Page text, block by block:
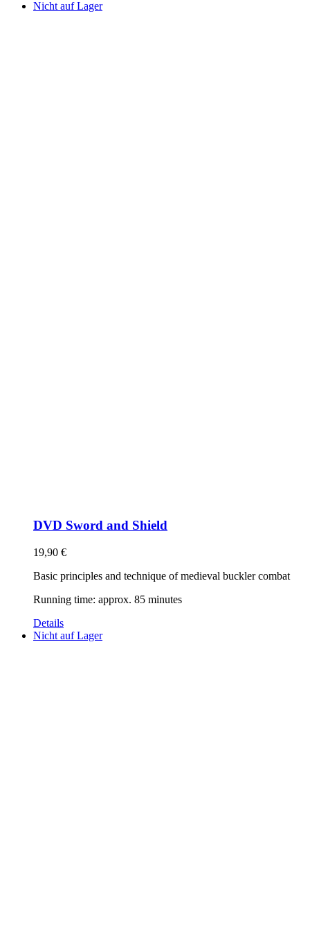
Nicht auf Lager
DVD Sword and Shield
19,90 €
Basic principles and technique of medieval buckler combat
Running time: approx. 85 minutes
Details
Nicht auf Lager